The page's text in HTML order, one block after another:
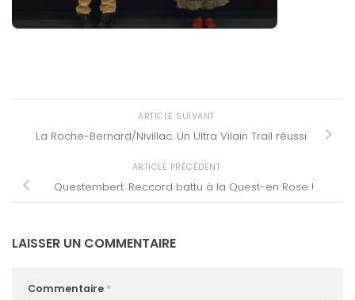
ARTICLE SUIVANT
La Roche-Bernard/Nivillac. Un Ultra Vilain Trail réussi
ARTICLE PRÉCÉDENT
Questembert. Reccord battu à la Quest-en Rose !
LAISSER UN COMMENTAIRE
Commentaire *